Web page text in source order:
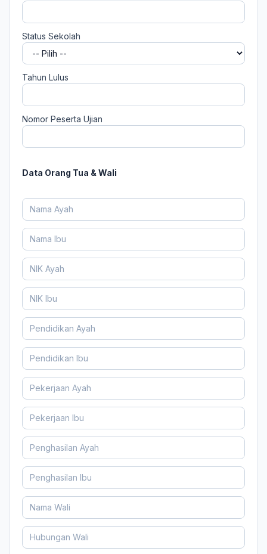
Status Sekolah
Tahun Lulus
Nomor Peserta Ujian
Data Orang Tua & Wali